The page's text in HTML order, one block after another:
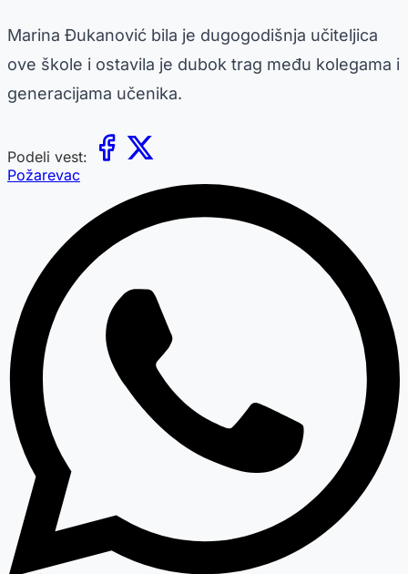
Marina Đukanović bila je dugogodišnja učiteljica
ove škole i ostavila je dubok trag među kolegama i
generacijama učenika.
Podeli vest:
Požarevac